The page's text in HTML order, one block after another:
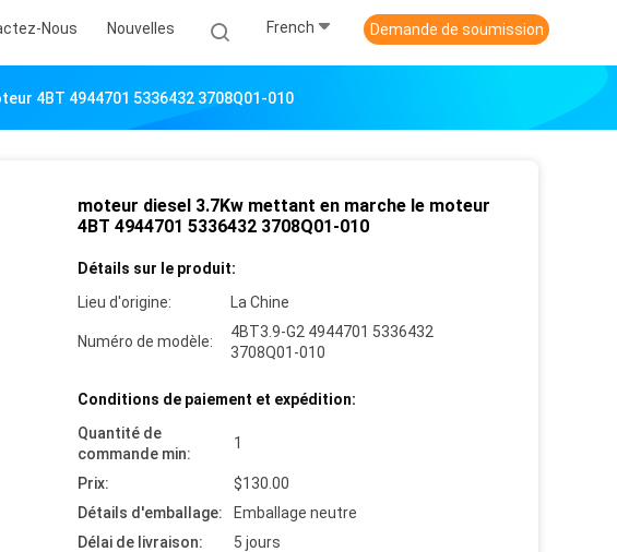
Nous Nouvelles French Demande de soumission
4BT 4944701 5336432 3708Q01-010
moteur diesel 3.7Kw mettant en marche le moteur
4BT 4944701 5336432 3708Q01-010
Détails sur le produit:
Lieu d'origine:
La Chine
Numéro de modèle:
4BT3.9-G2 4944701 5336432
3708Q01-010
Conditions de paiement et expédition:
Quantité de
commande min:
1
Prix:
$130.00
Détails d'emballage:
Emballage neutre
Délai de livraison:
5 jours